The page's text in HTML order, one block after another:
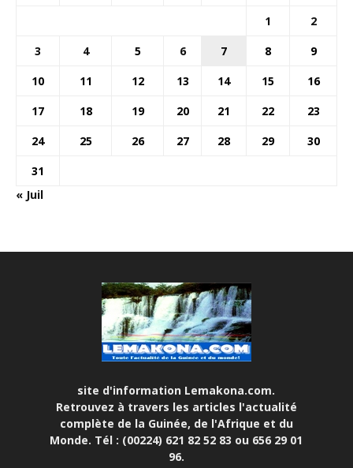
1
2
3
4 5 6 7 8
9
10
11 12 13 14 15
16
17
18 19 20 21 22
23
24
25 26 27 28 29
30
31
« Juil
site d'information Lemakona.com.
Retrouvez à travers les articles l'actualité
complète de la Guinée, de l'Afrique et du
Monde. Tél : (00224) 621 82 52 83 ou 656 29 01
96.